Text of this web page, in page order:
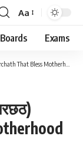
Font
Resizer
Aa
Boards Exams
Motherhood and Family Joy